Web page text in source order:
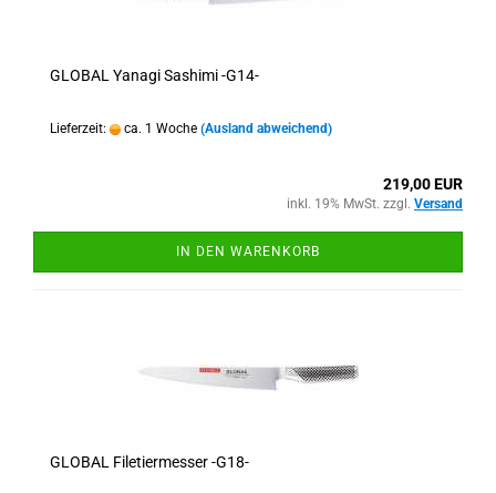
GLOBAL Yanagi Sashimi -G14-
Lieferzeit: ca. 1 Woche (Ausland abweichend)
219,00 EUR
inkl. 19% MwSt. zzgl. Versand
IN DEN WARENKORB
GLOBAL Filetiermesser -G18-